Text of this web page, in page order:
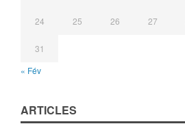
24 25 26 27
31
« Fév
ARTICLES